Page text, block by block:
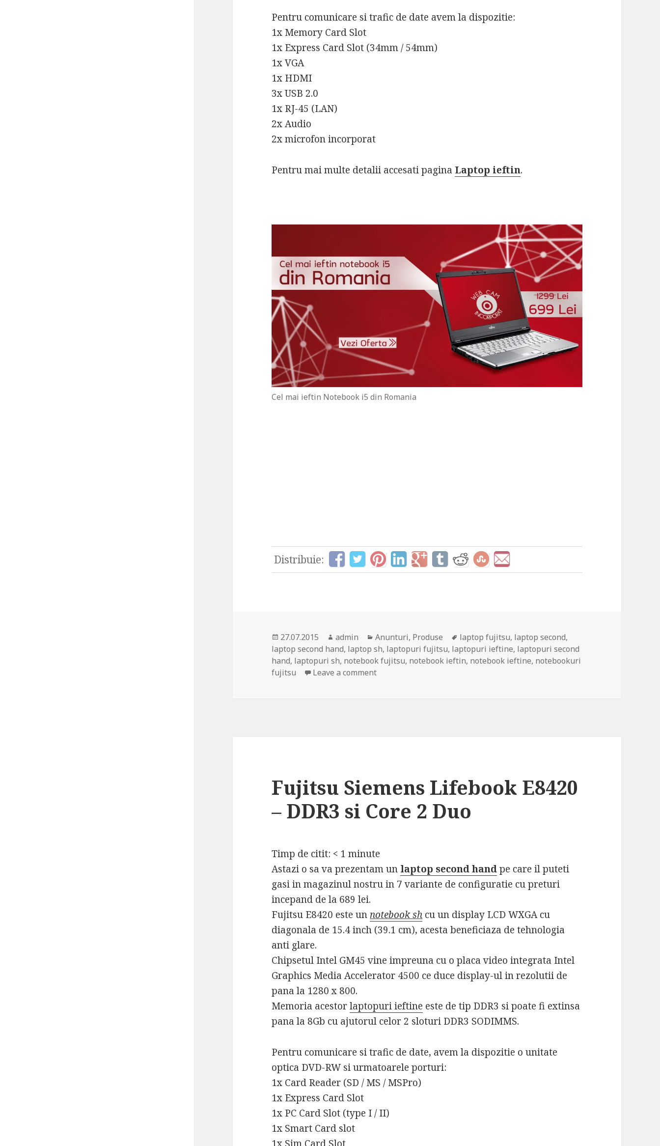
Pentru comunicare si trafic de date avem la dispozitie:
1x Memory Card Slot
1x Express Card Slot (34mm / 54mm)
1x VGA
1x HDMI
3x USB 2.0
1x RJ-45 (LAN)
2x Audio
2x microfon incorporat
Pentru mai multe detalii accesati pagina Laptop ieftin.
Cel mai ieftin Notebook i5 din Romania
Distribuie:
Posted
on
27.07.2015 Author
admin Categories
Anunturi, Produse Tags
laptop fujitsu, laptop second,
laptop second hand, laptop sh, laptopuri fujitsu, laptopuri ieftine, laptopuri second
hand, laptopuri sh, notebook fujitsu, notebook ieftin, notebook ieftine, notebookuri
fujitsu
Leave a commenton Cel mai ieftin Notebook i5 din Romania
Fujitsu Siemens Lifebook E8420
– DDR3 si Core 2 Duo
Timp de citit: < 1 minute
Astazi o sa va prezentam un laptop second handpe care il puteti
gasi in magazinul nostru in 7 variante de configuratie cu preturi
incepand de la 689 lei.
Fujitsu E8420 este un notebook sh cu un display LCD WXGA cu
diagonala de 15.4 inch (39.1 cm), acesta beneficiaza de tehnologia
anti glare.
Chipsetul Intel GM45 vine impreuna cu o placa video integrata Intel
Graphics Media Accelerator 4500 ce duce display-ul in rezolutii de
pana la 1280 x 800.
Memoria acestorlaptopuri ieftine este de tip DDR3 si poate fi extinsa
pana la 8Gb cu ajutorul celor 2 sloturi DDR3 SODIMMS.
Pentru comunicare si trafic de date, avem la dispozitie o unitate
optica DVD-RW si urmatoarele porturi:
1x Card Reader (SD / MS / MSPro)
1x Express Card Slot
1x PC Card Slot (type I / II)
1x Smart Card slot
1x Sim Card Slot